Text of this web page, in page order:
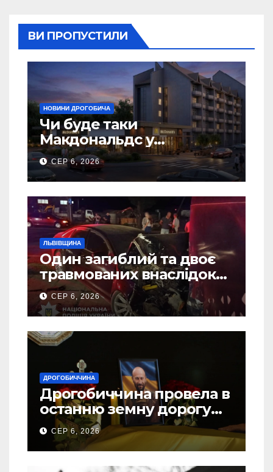
ВИ ПРОПУСТИЛИ
НОВИНИ ДРОГОБИЧА
Чи буде таки
Макдональдс у
Дрогобичі? (Фото)
СЕР 6, 2026
ЛЬВІВЩИНА
Один загиблий та двоє
травмованих внаслідок
ДТП на Самбірщині
СЕР 6, 2026
ДРОГОБИЧЧИНА
Дрогобиччина провела в
останню земну дорогу
свого Захисника – Олега
Торського
СЕР 6, 2026